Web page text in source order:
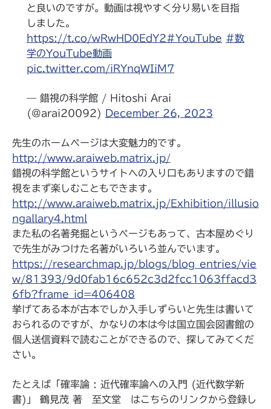
と良いのですが。動画は視やすく分り易いを目指
しました。
https://t.co/wRwHD0EdY2#YouTube #数
学のYouTube動画
pic.twitter.com/iRYnqWIiM7
— 錯視の科学館 / Hitoshi Arai
(@arai20092)
December 26, 2023
先生のホームページは大変魅力的です。
http://www.araiweb.matrix.jp/
錯視の科学館というサイトへの入り口もありますので錯
視をまず楽しむこともできます。
http://www.araiweb.matrix.jp/Exhibition/illusio
ngallary4.html
また私の名著発掘というページもあって、古本屋めぐり
で先生がみつけた名著がいろいろ並んでいます。
https://researchmap.jp/blogs/blog_entries/vie
w/81393/9d0fab16c652c3d2fcc1063ffacd3
6fb?frame_id=406408
挙げてある本が古本でしか入手しずらいと先生は書いて
おられるのですが、かなりの本は今は国立国会図書館の
個人送信資料で読むことができるので、探してみてくだ
さい。
たとえば「確率論 : 近代確率論への入門 (近代数学新
書)」 鶴見茂 著 至文堂 はこちらのリンクから登録し